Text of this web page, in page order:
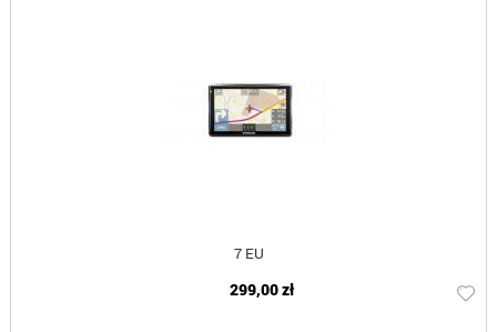
7 EU
299,00 zł